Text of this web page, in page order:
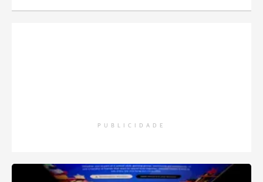
PUBLICIDADE